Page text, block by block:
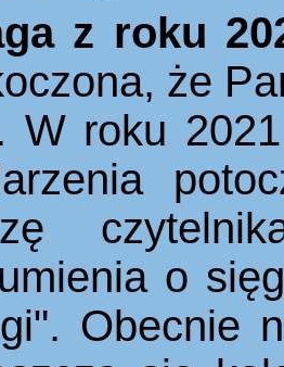
z roku
że
W roku
o
Obecnie